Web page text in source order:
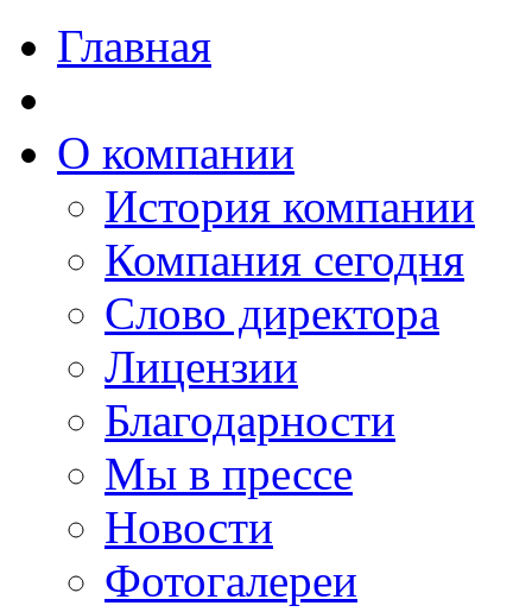
Главная
О компании
История компании
Компания сегодня
Слово директора
Лицензии
Благодарности
Мы в прессе
Новости
Фотогалереи